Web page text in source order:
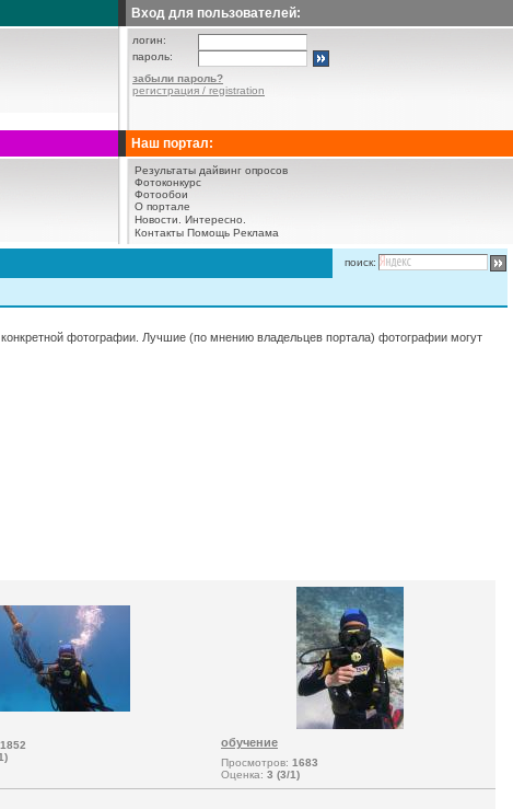
Вход для пользователей:
логин:
пароль:
забыли пароль?
регистрация / registration
Наш портал:
Результаты дайвинг опросов
Фотоконкурс
Фотообои
О портале
Новости.
Интересно.
Контакты Помощь Реклама
поиск:
фотографии. Лучшие (по мнению владельцев портала) фотографии могут
1852
обучение
Просмотров: 1683
Оценка: 3 (3/1)